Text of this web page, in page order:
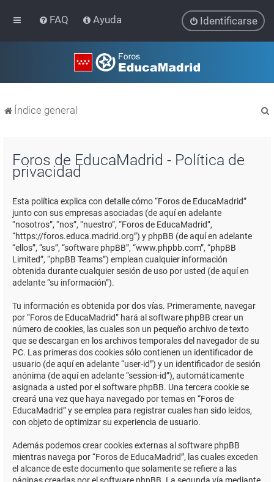
FAQ Ayuda Identificarse
Índice general
Foros de EducaMadrid - Política de
privacidad
Esta política explica con detalle cómo “Foros de EducaMadrid”
junto con sus empresas asociadas (de aquí en adelante
“nosotros”, “nos”, “nuestro”, “Foros de EducaMadrid”,
“https://foros.educa.madrid.org”) y phpBB (de aquí en adelante
“ellos”, “sus”, “software phpBB”, “www.phpbb.com”, “phpBB
Limited”, “phpBB Teams”) emplean cualquier información
obtenida durante cualquier sesión de uso por usted (de aquí en
adelante “su información”).
Tu información es obtenida por dos vías. Primeramente, navegar
por “Foros de EducaMadrid” hará al software phpBB crear un
número de cookies, las cuales son un pequeño archivo de texto
que se descargan en los archivos temporales del navegador de su
PC. Las primeras dos cookies sólo contienen un identificador de
usuario (de aquí en adelante “user-id”) y un identificador de sesión
anónima (de aquí en adelante “session-id”), automáticamente
asignada a usted por el software phpBB. Una tercera cookie se
creará una vez que haya navegado por temas en “Foros de
EducaMadrid” y se emplea para registrar cuales han sido leídos,
con objeto de optimizar su experiencia de usuario.
Además podemos crear cookies externas al software phpBB
mientras navega por “Foros de EducaMadrid”, las cuales exceden
el alcance de este documento que solamente se refiere a las
páginas creadas por el software phpBB. La segunda vía mediante